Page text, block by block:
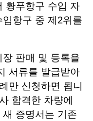
황푸항구 수입 자
항구 중 제2위를
판매 및 등록을
서류를 발급받아
만 신청하면 됩니
합격한 차량에
증명서는 기존